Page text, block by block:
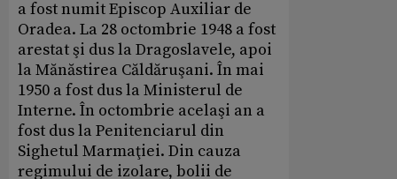
a fost numit Episcop Auxiliar de
Oradea. La 28 octombrie 1948 a fost
arestat şi dus la Dragoslavele, apoi
la Mănăstirea Căldăruşani. În mai
1950 a fost dus la Ministerul de
Interne. În octombrie acelaşi an a
fost dus la Penitenciarul din
Sighetul Marmaţiei. Din cauza
regimului de izolare, bolii de